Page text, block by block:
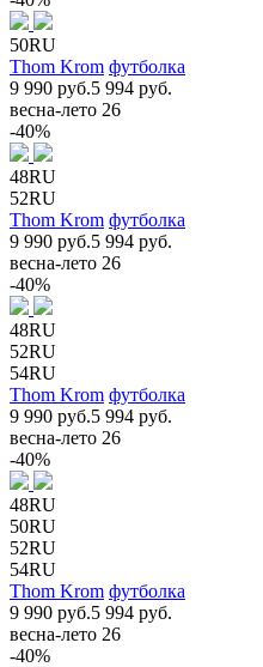
50RU
Thom Krom футболка
9 990 руб.5 994 руб.
весна-лето 26
-40%
48RU
52RU
Thom Krom футболка
9 990 руб.5 994 руб.
весна-лето 26
-40%
48RU
52RU
54RU
Thom Krom футболка
9 990 руб.5 994 руб.
весна-лето 26
-40%
48RU
50RU
52RU
54RU
Thom Krom футболка
9 990 руб.5 994 руб.
весна-лето 26
-40%